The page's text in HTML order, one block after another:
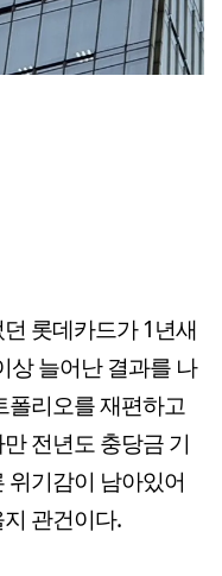
롯데카드가 1년새
상 늘어난 결과를 나
폴리오를 재편하고
전년도 충당금 기
위기감이 남아있어
관건이다.